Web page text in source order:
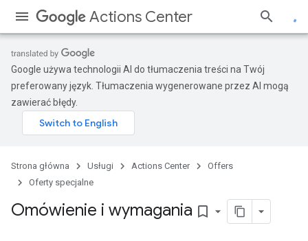
Actions Center
Google używa technologii AI do tłumaczenia treści na Twój
preferowany język. Tłumaczenia wygenerowane przez AI mogą
zawierać błędy.
Strona główna Usługi Actions Center
Offers
Oferty specjalne
Omówienie i wymagania bookmark_border